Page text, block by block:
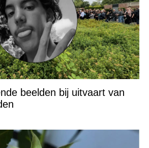
beelden bij uitvaart van